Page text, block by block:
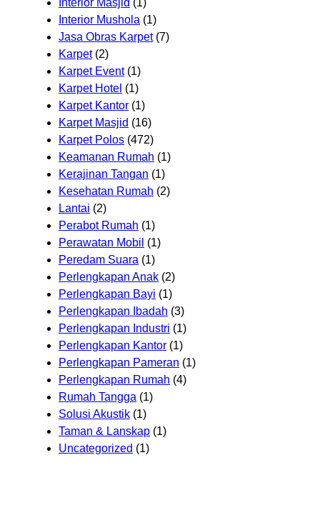
Interior Masjid (1)
Interior Mushola (1)
Jasa Obras Karpet(7)
Karpet(2)
Karpet Event(1)
Karpet Hotel (1)
Karpet Kantor (1)
Karpet Masjid (16)
Karpet Polos (472)
Keamanan Rumah (1)
Kerajinan Tangan (1)
Kesehatan Rumah (2)
Lantai (2)
Perabot Rumah (1)
Perawatan Mobil (1)
Peredam Suara (1)
Perlengkapan Anak (2)
Perlengkapan Bayi (1)
Perlengkapan Ibadah (3)
Perlengkapan Industri (1)
Perlengkapan Kantor (1)
Perlengkapan Pameran (1)
Perlengkapan Rumah (4)
Rumah Tangga (1)
Solusi Akustik (1)
Taman & Lanskap (1)
Uncategorized (1)